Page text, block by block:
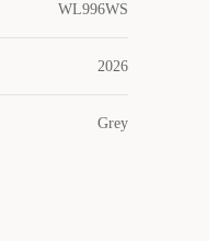
WL996WS
2026
Grey